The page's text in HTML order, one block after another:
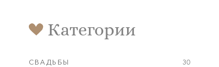
Категории
СВАДЬБЫ 30